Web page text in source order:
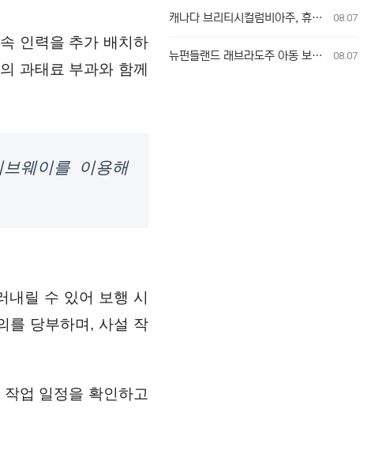
인력을 추가 배치하
과태료 부과와 함께
웨이를 이용해
릴 수 있어 보행 시
를 당부하며, 사설 작
업 일정을 확인하고
캐나다 브리티시컬럼비아주, 휴화산 인근에서 의심스러운 산불 잇따라 발생 08.07
뉴펀들랜드 래브라도주 아동 보호 시설, 규정 무시로 학대 사건 은폐 의혹 08.07